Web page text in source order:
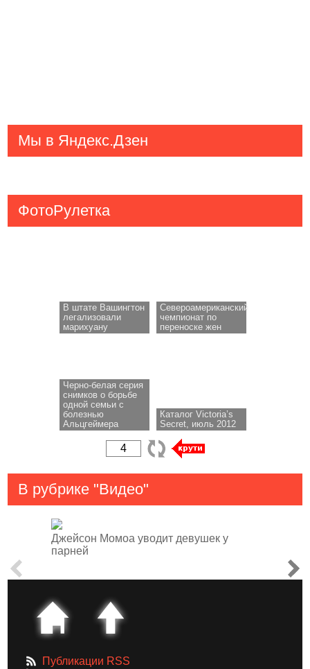
Мы в Яндекс.Дзен
ФотоРулетка
В штате Вашингтон
легализовали
марихуану
Североамериканский
чемпионат по
переноске жен
Черно-белая серия
снимков о борьбе
одной семьи с
болезнью
Альцгеймера
Каталог Victoria’s
Secret, июль 2012
В рубрике "Видео"
Джейсон Момоа уводит девушек у
парней
Публикации RSS